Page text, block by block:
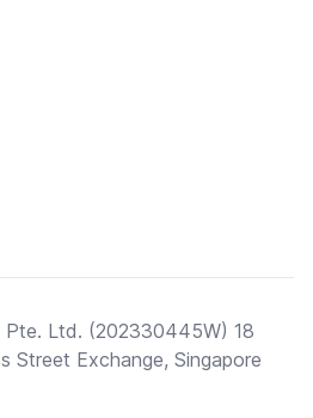
Ltd. (202330445W) 18
Street Exchange, Singapore